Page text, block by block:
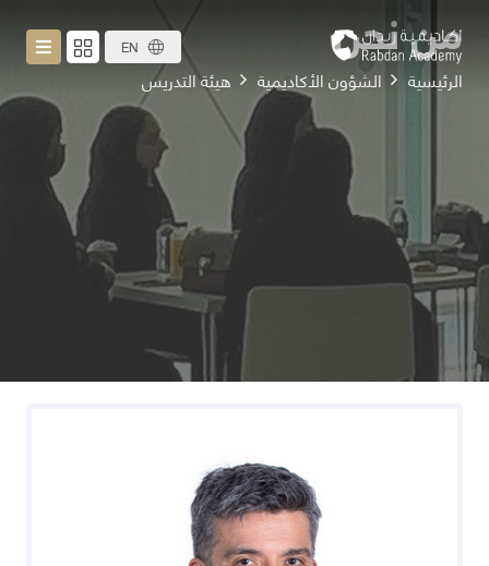
EN من نحن
الرئيسية الشؤون الأكاديمية هيئة التدريس